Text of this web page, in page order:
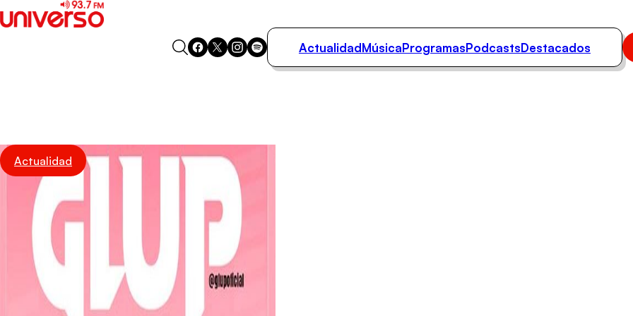
Podcasts
Destacados
ActualidadMúsicaProgramasPodcastsDestacados
Actualidad